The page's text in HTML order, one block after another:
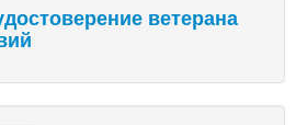
ветерана